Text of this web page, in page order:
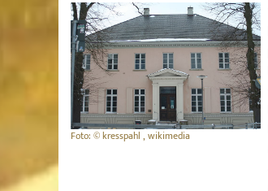
Foto: © kresspahl , wikimedia